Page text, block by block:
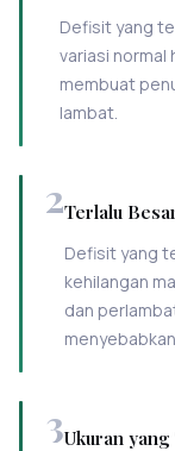
Defisit yang
variasi normal
membuat
lambat.
2Terlalu
Defisit yang
kehilangan
dan
3Ukuran